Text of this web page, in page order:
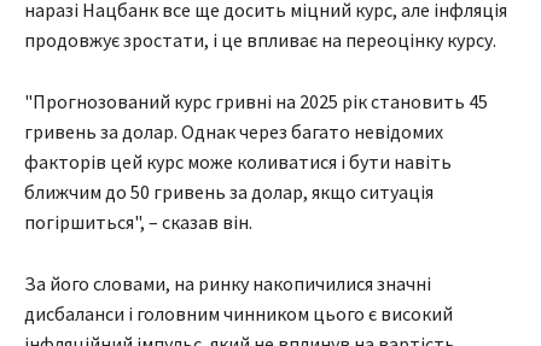
наразі Нацбанк все ще досить міцний курс, але інфляція
продовжує зростати, і це впливає на переоцінку курсу.
"Прогнозований курс гривні на 2025 рік становить 45
гривень за долар. Однак через багато невідомих
факторів цей курс може коливатися і бути навіть
ближчим до 50 гривень за долар, якщо ситуація
погіршиться", – сказав він.
За його словами, на ринку накопичилися значні
дисбаланси і головним чинником цього є високий